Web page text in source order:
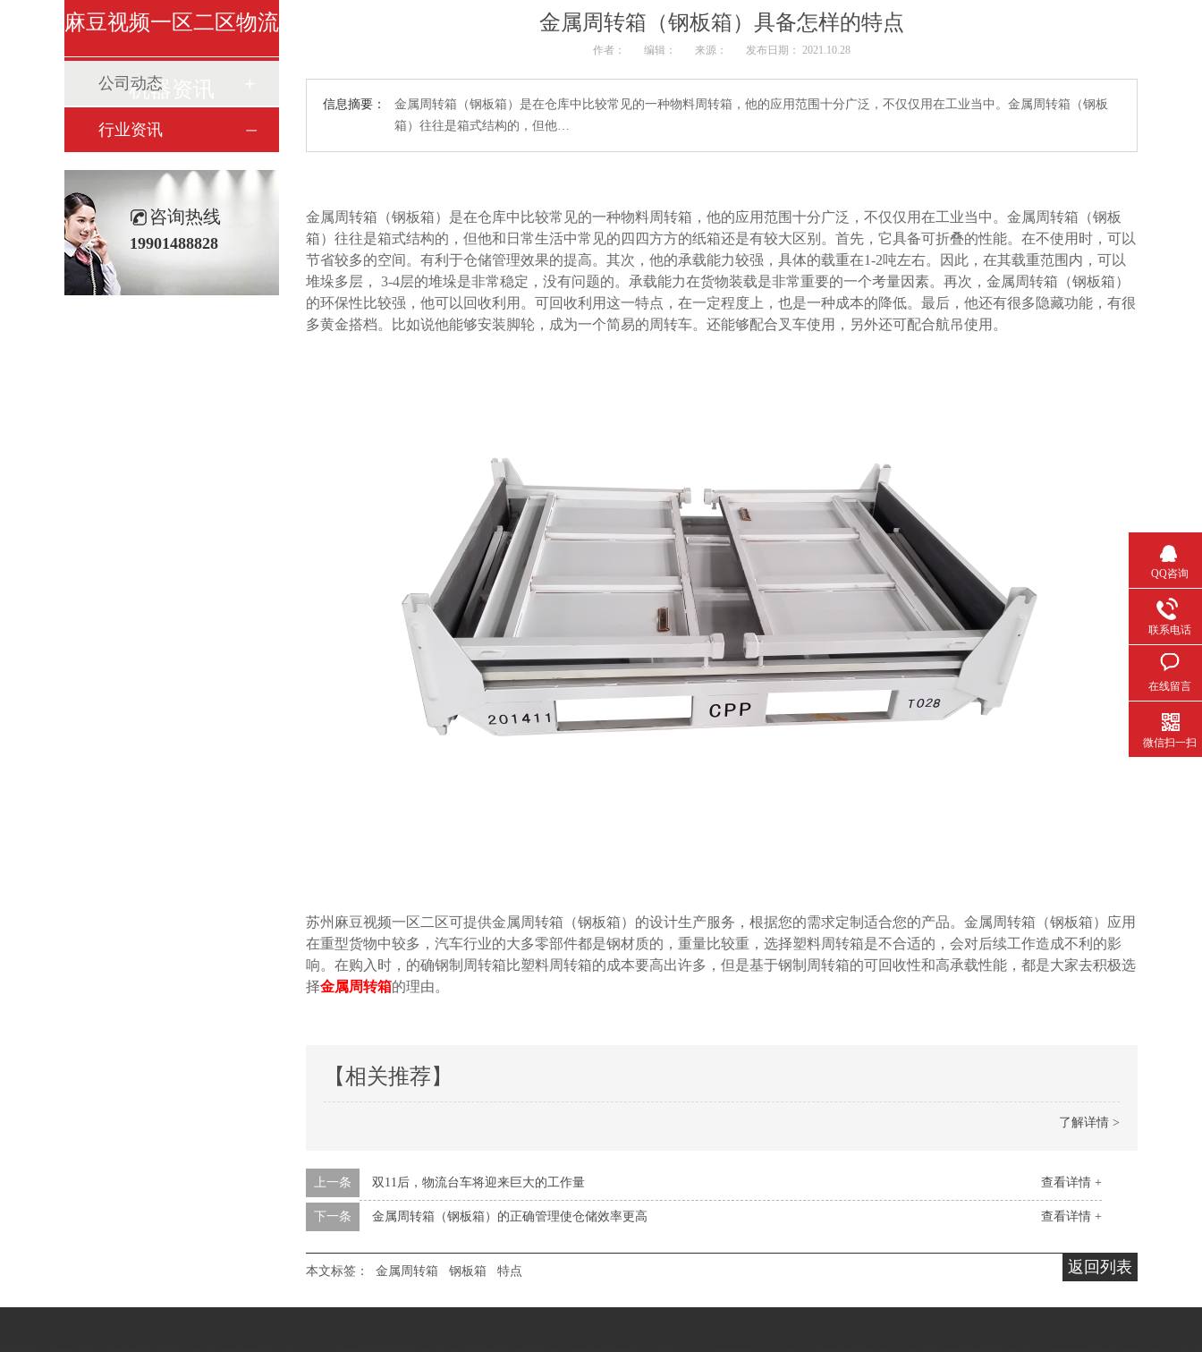
金属周转箱（钢板箱）具备怎样的特点
作者： 编辑： 来源： 发布日期： 2021.10.28
信息摘要：
金属周转箱（钢板箱）是在仓库中比较常见的一种物料周转箱，他的应用范围十分广泛，不仅仅用在工业当中。金属周转箱（钢板
箱）往往是箱式结构的，但他…
金属周转箱（钢板箱）是在仓库中比较常见的一种物料周转箱，他的应用范围十分广泛，不仅仅用在工业当中。金属周转箱（钢板
箱）往往是箱式结构的，但他和日常生活中常见的四四方方的纸箱还是有较大区别。首先，它具备可折叠的性能。在不使用时，可以
节省较多的空间。有利于仓储管理效果的提高。其次，他的承载能力较强，具体的载重在1-2吨左右。因此，在其载重范围内，可以
堆垛多层，
3-4层的堆垛是非常稳定，没有问题的。承载能力在货物装载是非常重要的一个考量因素。再次，金属周转箱（钢板箱）
的环保性比较强，他可以回收利用。可回收利用这一特点，在一定程度上，也是一种成本的降低。最后，他还有很多隐藏功能，有很
多黄金搭档。比如说他能够安装脚轮，成为一个简易的周转车。还能够配合叉车使用，另外还可配合航吊使用。
苏州麻豆视频一区二区可提供金属周转箱（钢板箱）的设计生产服务，根据您的需求定制适合您的产品。金属周转箱（钢板箱）应用
在重型货物中较多，汽车行业的大多零部件都是钢材质的，重量比较重，选择塑料周转箱是不合适的，会对后续工作造成不利的影
响。在购入时，的确钢制周转箱比塑料周转箱的成本要高出许多，但是基于钢制周转箱的可回收性和高承载性能，都是大家去积极选
择金属周转箱的理由。
【相关推荐】
了解详情 >
查看详情 +
上一条 双11后，物流台车将迎来巨大的工作量
查看详情 +
下一条 金属周转箱（钢板箱）的正确管理使仓储效率更高
返回列表
本文标签： 金属周转箱 钢板箱 特点
麻豆视频一区二区物流
机器资讯
公司动态
行业资讯
咨询热线
19901488828
QQ咨询
联系电话
在线留言
微信扫一扫